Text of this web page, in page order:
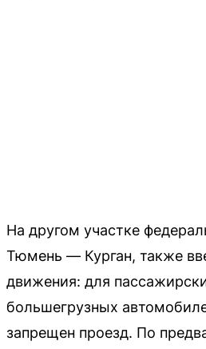
На другом участке
Тюмень — Курган, также
движения: для
большегрузных
запрещен проезд. По